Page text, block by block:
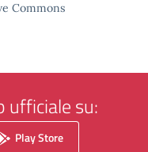
Commons
ufficiale su:
Play Store